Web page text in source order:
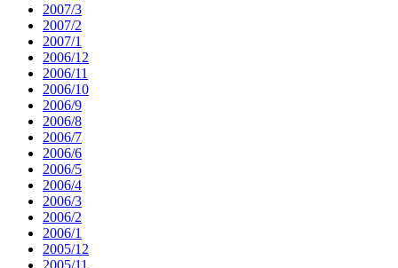
2007/3
2007/2
2007/1
2006/12
2006/11
2006/10
2006/9
2006/8
2006/7
2006/6
2006/5
2006/4
2006/3
2006/2
2006/1
2005/12
2005/11